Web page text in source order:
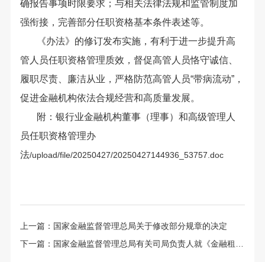
确报告事项时限要求；与相关法律法规和监管制度加
强衔接，完善部分任职资格基本条件表述等。
《办法》的修订发布实施，有利于进一步提升高
管人员任职资格管理质效，督促高管人员恪守诚信、
履职尽责、廉洁从业，严格防范高管人员“带病流动”，
促进金融机构依法合规经营和高质量发展。
附：银行业金融机构董事（理事）和高级管理人
员任职资格管理办
法/upload/file/20250427/20250427144936_53757.doc
上一篇： 国家金融监督管理总局关于修改部分规章的决定
下一篇： 国家金融监督管理总局有关司局负责人就《金融租赁公司监管评级办法》答记者问